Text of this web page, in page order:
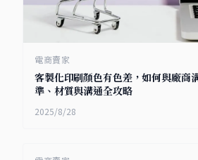
電商賣家
客製化印刷顏色有色差，如何與廠商
準、材質與溝通全攻略
2025/8/28